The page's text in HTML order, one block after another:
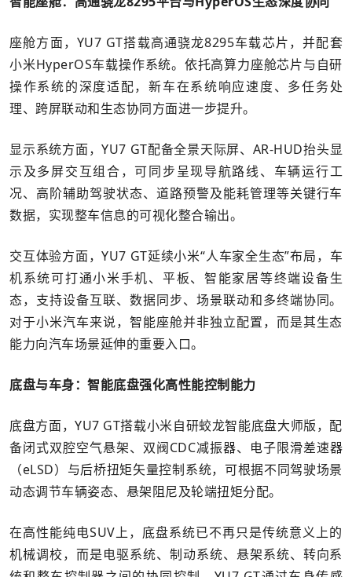
座舱方面，YU7 GT搭载高通骁龙8295车载芯片，并配套
小米HyperOS车载操作系统。依托高算力座舱芯片与自研
操作系统的深度适配，新车在系统响应速度、多任务处
理、跨屏联动和生态协同方面进一步提升。
显示系统方面，YU7 GT配备全景天际屏、AR-HUD抬头显
示及多屏交互组合，可同步呈现导航路线、车辆运行工
况、高阶辅助驾驶状态、道路预警及能耗管理等关键行车
数据，实现整车信息的可视化整合输出。
交互体验方面，YU7 GT延续小米“人车家全生态”布局，车
机系统可打通小米手机、平板、智能家居等终端设备生
态，支持设备互联、数据同步、场景联动和多终端协同。
对于小米汽车来说，智能座舱并非独立配置，而是其生态
能力向汽车场景延伸的重要入口。
底盘与车身：智能底盘强化高性能控制能力
底盘方面，YU7 GT搭载小米自研蛟龙智能底盘大师版，配
备闭式双腔空气悬架、双阀CDC减振器、电子限滑差速器
（eLSD）与后桥扭矩矢量控制系统，可根据不同驾驶场景
动态调节车辆姿态、悬架阻尼及轮端扭矩分配。
在高性能纯电SUV上，底盘系统已不再只是传统意义上的
机械调校，而是电驱系统、制动系统、悬架系统、转向系